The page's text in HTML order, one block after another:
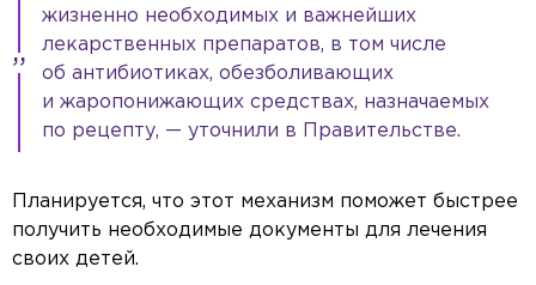
жизненно необходимых и важнейших
лекарственных препаратов, в том числе
об антибиотиках, обезболивающих
и жаропонижающих средствах, назначаемых
по рецепту, — уточнили в Правительстве.
Планируется, что этот механизм поможет быстрее
получить необходимые документы для лечения
своих детей.